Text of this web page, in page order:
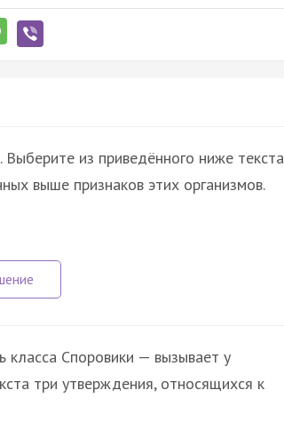
. Выберите из приведённого ниже текста
выше признаков этих организмов.
класса Споровики — вызывает у
три утверждения, относящихся к